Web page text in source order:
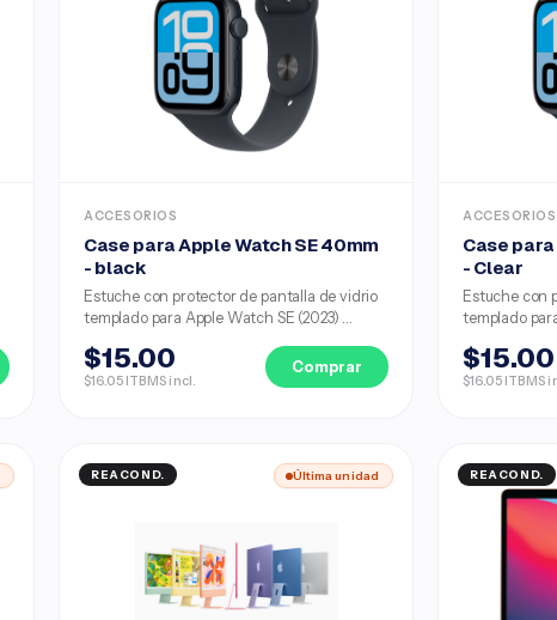
ACCESORIOS
Case para Apple Watch SE 40mm
- black
Estuche con protector de pantalla de vidrio
templado para Apple Watch SE (2023) ...
$15.00
$16.05 ITBMS incl.
Comprar
ACCESORIOS
Case
- Clear
Estuche con
templado
$15.00
$16.05 ITBMS
REACOND. Última unidad REACOND.